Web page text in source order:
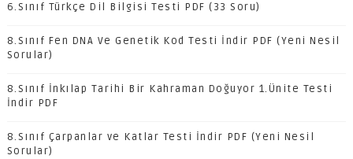
6.Sınıf Türkçe Dil Bilgisi Testi PDF (33 Soru)
8.Sınıf Fen DNA Ve Genetik Kod Testi İndir PDF (Yeni Nesil
Sorular)
8.Sınıf İnkılap Tarihi Bir Kahraman Doğuyor 1.Ünite Testi
İndir PDF
8.Sınıf Çarpanlar ve Katlar Testi İndir PDF (Yeni Nesil
Sorular)